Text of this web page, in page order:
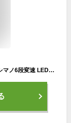
【安心の組立済み出荷】自転車 26インチ 完成品 シマノ6段変速 LEDオートライト 大型カゴ GORIN後輪錠 シティサイクル おしゃれ ママチャリ 女性 男性 通勤 通学 街乗り カリーノ Carino CR-C266A